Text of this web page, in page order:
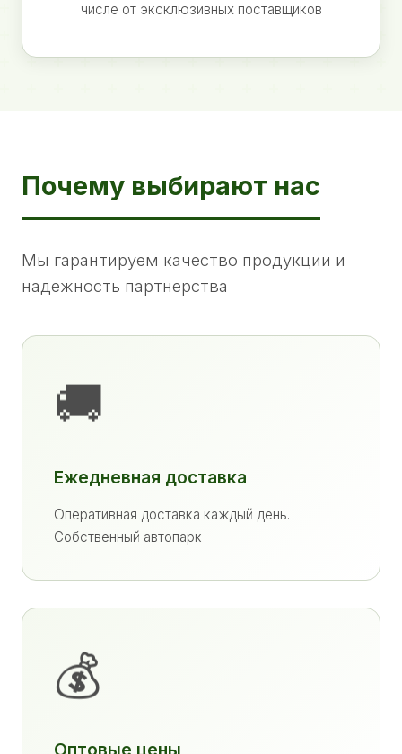
числе от эксклюзивных поставщиков
Почему выбирают нас
Мы гарантируем качество продукции и
надежность партнерства
🚚
Ежедневная доставка
Оперативная доставка каждый день.
Собственный автопарк
💰
Оптовые цены